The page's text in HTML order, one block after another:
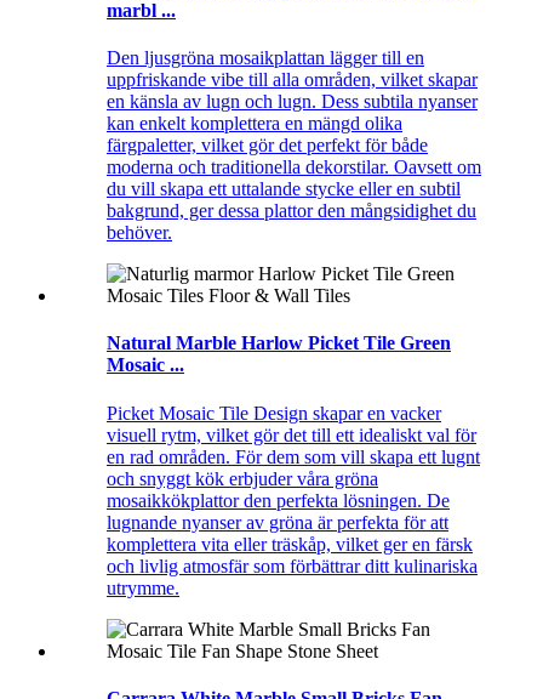
marbl ...
Den ljusgröna mosaikplattan lägger till en
uppfriskande vibe till alla områden, vilket skapar
en känsla av lugn och lugn. Dess subtila nyanser
kan enkelt komplettera en mängd olika
färgpaletter, vilket gör det perfekt för både
moderna och traditionella dekorstilar. Oavsett om
du vill skapa ett uttalande stycke eller en subtil
bakgrund, ger dessa plattor den mångsidighet du
behöver.
Natural Marble Harlow Picket Tile Green
Mosaic ...
Picket Mosaic Tile Design skapar en vacker
visuell rytm, vilket gör det till ett idealiskt val för
en rad områden. För dem som vill skapa ett lugnt
och snyggt kök erbjuder våra gröna
mosaikkökplattor den perfekta lösningen. De
lugnande nyanser av gröna är perfekta för att
komplettera vita eller träskåp, vilket ger en färsk
och livlig atmosfär som förbättrar ditt kulinariska
utrymme.